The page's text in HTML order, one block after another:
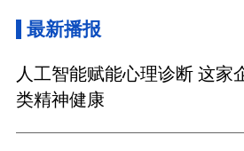
最新播报
人工智能赋能心理诊断 这家
类精神健康